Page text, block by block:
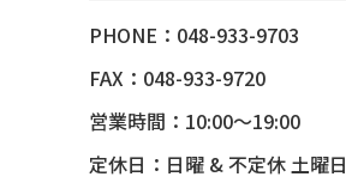
53 CHEVY BEL-AIR
55 BUICK ROADMASTER
PHONE：048-933-9703
FAX：048-933-9720
営業時間：10:00～19:00
定休日：日曜 & 不定休 土曜日